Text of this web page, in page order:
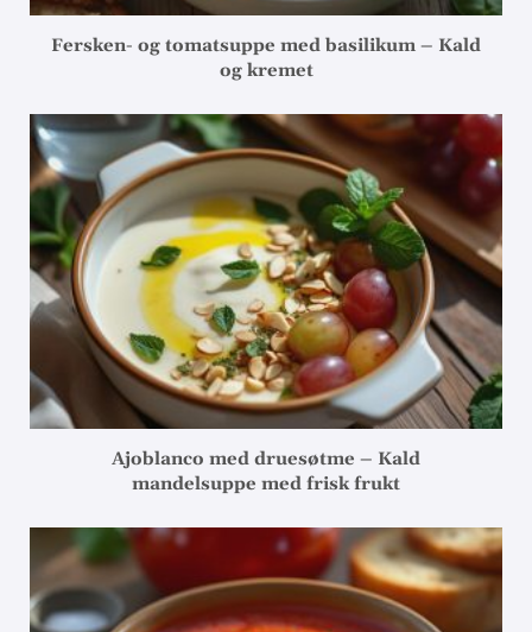
Fersken- og tomatsuppe med basilikum – Kald
og kremet
Ajoblanco med druesøtme – Kald
mandelsuppe med frisk frukt